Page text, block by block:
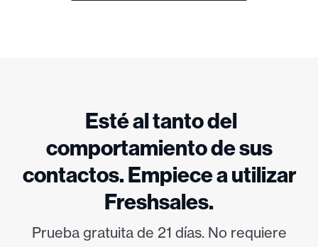
Esté al tanto del
comportamiento de sus
contactos. Empiece a utilizar
Freshsales.
Prueba gratuita de 21 días. No requiere